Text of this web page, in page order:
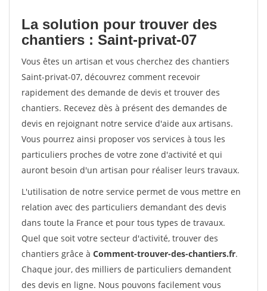
La solution pour trouver des
chantiers : Saint-privat-07
Vous êtes un artisan et vous cherchez des chantiers
Saint-privat-07, découvrez comment recevoir
rapidement des demande de devis et trouver des
chantiers. Recevez dès à présent des demandes de
devis en rejoignant notre service d'aide aux artisans.
Vous pourrez ainsi proposer vos services à tous les
particuliers proches de votre zone d'activité et qui
auront besoin d'un artisan pour réaliser leurs travaux.
L'utilisation de notre service permet de vous mettre en
relation avec des particuliers demandant des devis
dans toute la France et pour tous types de travaux.
Quel que soit votre secteur d'activité, trouver des
chantiers grâce à Comment-trouver-des-chantiers.fr.
Chaque jour, des milliers de particuliers demandent
des devis en ligne. Nous pouvons facilement vous